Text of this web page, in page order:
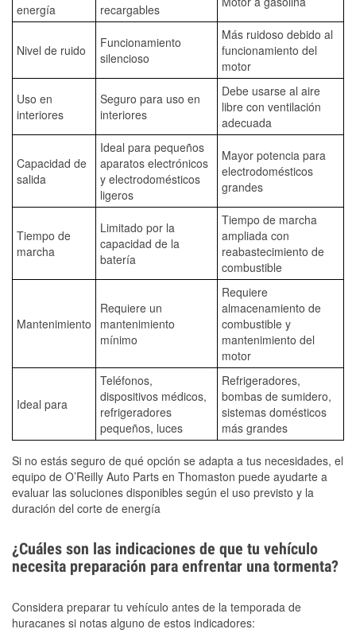
energía
recargables
Nivel de ruido
Funcionamiento
silencioso
Más ruidoso debido al
funcionamiento del
motor
Uso en
interiores
Seguro para uso en
interiores
Debe usarse al aire
libre con ventilación
adecuada
Capacidad de
salida
Ideal para pequeños
aparatos electrónicos
y electrodomésticos
ligeros
Mayor potencia para
electrodomésticos
grandes
Tiempo de
marcha
Limitado por la
capacidad de la
batería
Tiempo de marcha
ampliada con
reabastecimiento de
combustible
Mantenimiento
Requiere un
mantenimiento
mínimo
Requiere
almacenamiento de
combustible y
mantenimiento del
motor
Ideal para
Teléfonos,
dispositivos médicos,
refrigeradores
pequeños, luces
Refrigeradores,
bombas de sumidero,
sistemas domésticos
más grandes
Si no estás seguro de qué opción se adapta a tus necesidades, el
equipo de O’Reilly Auto Parts en Thomaston puede ayudarte a
evaluar las soluciones disponibles según el uso previsto y la
duración del corte de energía
¿Cuáles son las indicaciones de que tu vehículo
necesita preparación para enfrentar una tormenta?
Considera preparar tu vehículo antes de la temporada de
huracanes si notas alguno de estos indicadores: